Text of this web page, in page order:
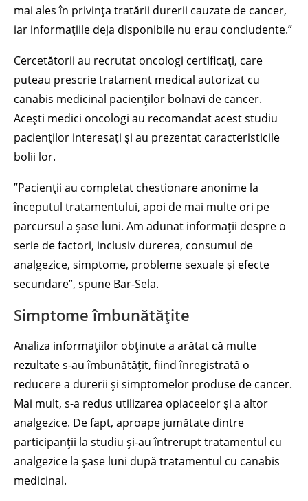
mai ales în privința tratării durerii cauzate de cancer,
iar informațiile deja disponibile nu erau concludente.”
Cercetătorii au recrutat oncologi certificați, care
puteau prescrie tratament medical autorizat cu
canabis medicinal pacienților bolnavi de cancer.
Acești medici oncologi au recomandat acest studiu
pacienților interesați și au prezentat caracteristicile
bolii lor.
”Pacienții au completat chestionare anonime la
începutul tratamentului, apoi de mai multe ori pe
parcursul a șase luni. Am adunat informații despre o
serie de factori, inclusiv durerea, consumul de
analgezice, simptome, probleme sexuale și efecte
secundare”, spune Bar-Sela.
Simptome îmbunătățite
Analiza informațiilor obținute a arătat că multe
rezultate s-au îmbunătățit, fiind înregistrată o
reducere a durerii și simptomelor produse de cancer.
Mai mult, s-a redus utilizarea opiaceelor și a altor
analgezice. De fapt, aproape jumătate dintre
participanții la studiu și-au întrerupt tratamentul cu
analgezice la șase luni după tratamentul cu canabis
medicinal.